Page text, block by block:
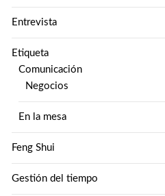
Entrevista
Etiqueta
Comunicación
Negocios
En la mesa
Feng Shui
Gestión del tiempo